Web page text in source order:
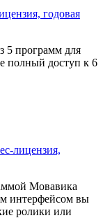
годовая
5 программ для
полный доступ к 6
лицензия,
Мовавика
интерфейсом вы
ролики или